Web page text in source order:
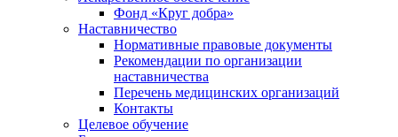
Фонд «Круг добра»
Наставничество
Нормативные правовые документы
Рекомендации по организации
наставничества
Перечень медицинских организаций
Контакты
Целевое обучение